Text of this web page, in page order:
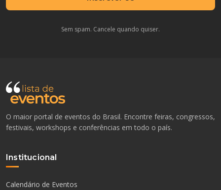
Sem spam. Cancele quando quiser.
O maior portal de eventos do Brasil. Encontre feiras, congressos,
festivais, workshops e conferências em todo o país.
Institucional
Calendário de Eventos